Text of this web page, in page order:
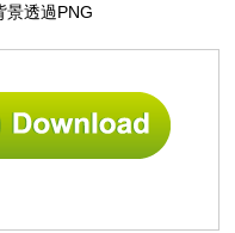
景透過PNG